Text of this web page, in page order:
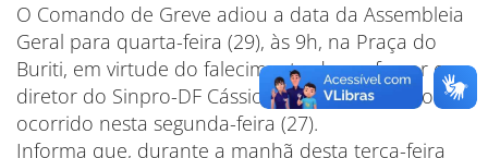
O Comando de Greve adiou a data da Assembleia
Geral para quarta-feira (29), às 9h, na Praça do
Buriti, em virtude do falecimento do professor e
diretor do Sinpro-DF Cássio de Oliveira Campos,
ocorrido nesta segunda-feira (27).
Informa que, durante a manhã desta terça-feira